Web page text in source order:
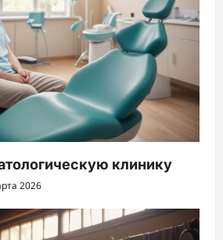
клинику
2026